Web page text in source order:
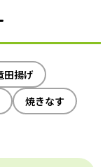
田揚げ
焼きなす